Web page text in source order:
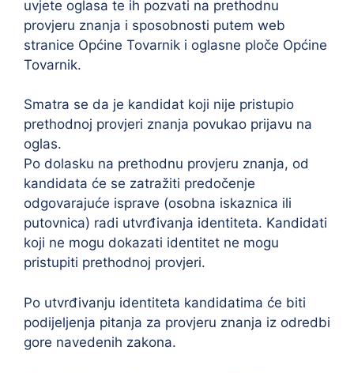
uvjete oglasa te ih pozvati na prethodnu
provjeru znanja i sposobnosti putem web
stranice Općine Tovarnik i oglasne ploče Općine
Tovarnik.
Smatra se da je kandidat koji nije pristupio
prethodnoj provjeri znanja povukao prijavu na
oglas.
Po dolasku na prethodnu provjeru znanja, od
kandidata će se zatražiti predočenje
odgovarajuće isprave (osobna iskaznica ili
putovnica) radi utvrđivanja identiteta. Kandidati
koji ne mogu dokazati identitet ne mogu
pristupiti prethodnoj provjeri.
Po utvrđivanju identiteta kandidatima će biti
podijeljenja pitanja za provjeru znanja iz odredbi
gore navedenih zakona.